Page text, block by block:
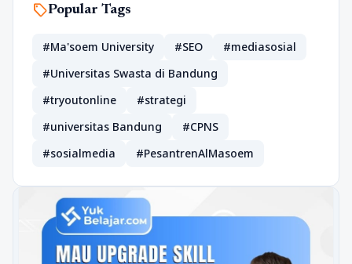
sellPopular Tags
#Ma'soem University #SEO
#mediasosial
#Universitas Swasta di Bandung
#tryoutonline
#strategi
#universitas Bandung
#CPNS
#sosialmedia
#PesantrenAlMasoem